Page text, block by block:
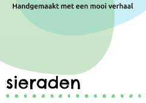
sieraden